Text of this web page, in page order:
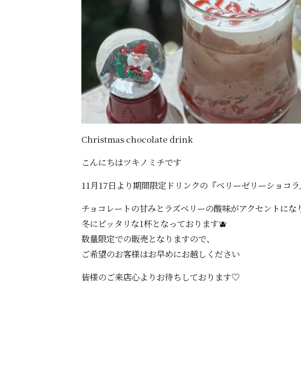
Christmas chocolate drink
こんにちはツキノミチです️
11月17日より期間限定ドリンクの『ベリーゼリーショコラ
チョコレートの甘みとラズベリーの酸味がアクセントにな
冬にピッタリな1杯となっております🫐
数量限定での販売となりますので、
ご希望のお客様はお早めにお越しください
皆様のご来店心よりお待ちしております♡